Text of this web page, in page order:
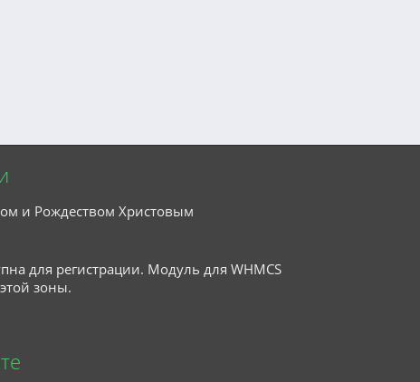
и Рождеством Христовым
для регистрации. Модуль для WHMCS
зоны.